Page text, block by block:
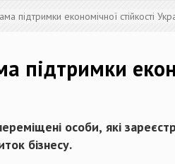
підтримки економічної стійкості
підтримки
особи, які
бізнесу.